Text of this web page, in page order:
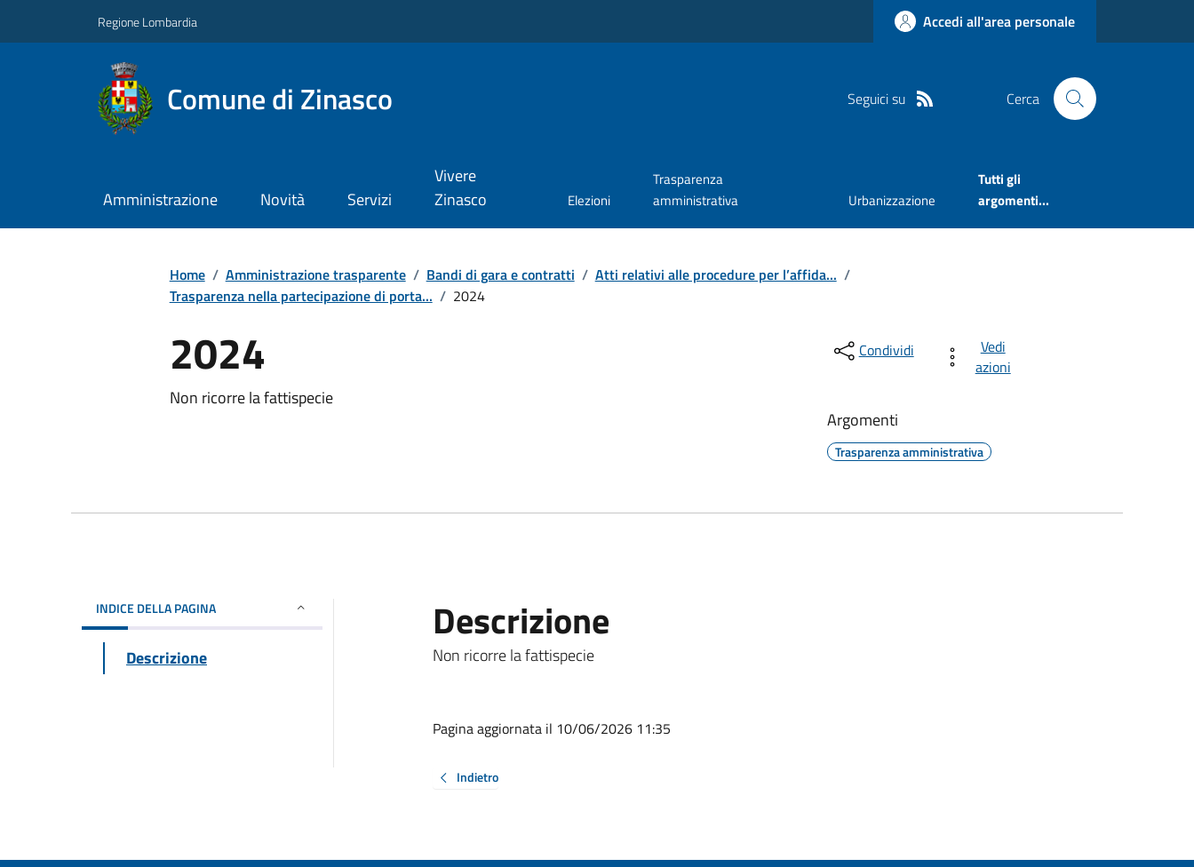
Regione Lombardia Accedi all'area personale
Comune di Zinasco Seguici su Cerca
Amministrazione Novità Servizi
Vivere
Zinasco
Elezioni
Trasparenza
amministrativa
Urbanizzazione
Tutti gli
argomenti...
Home / Amministrazione trasparente / Bandi di gara e contratti / Atti relativi alle procedure per l’affida... /
Trasparenza nella partecipazione di porta... / 2024
2024
Non ricorre la fattispecie
Condividi
Vedi
azioni
Argomenti
Trasparenza amministrativa
INDICE DELLA PAGINA
Descrizione
Descrizione
Non ricorre la fattispecie
Pagina aggiornata il 10/06/2026 11:35
Indietro